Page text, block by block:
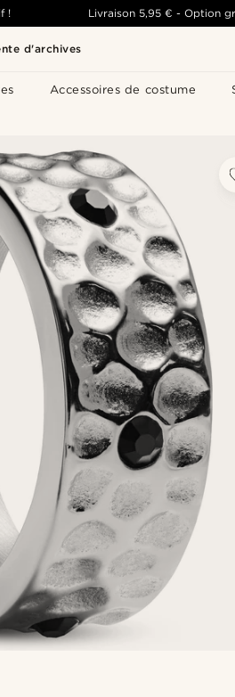
d'archives
Accessoires de costume
! Livraison 5,95 € -Option